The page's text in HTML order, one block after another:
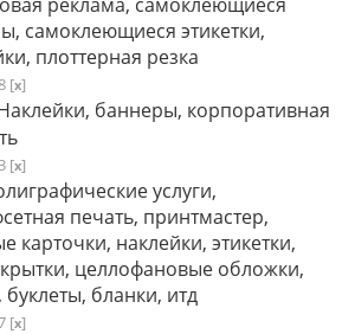
cамоклеющиеся этикетки,
плоттерная резка
[x]
баннеры, корпоративная
[x]
услуги,
печать, принтмастер,
карточки, наклейки, этикетки,
целлофановые обложки,
бланки, итд
[x]